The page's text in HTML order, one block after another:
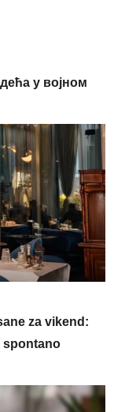
у војном
za vikend:
spontano